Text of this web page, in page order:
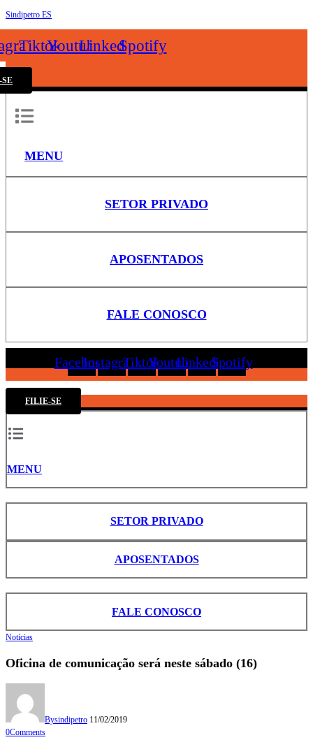
Sindipetro ES
TiktokYoutubeLinkedinSpotify
MENU
SETOR PRIVADO
APOSENTADOS
FALE CONOSCO
FacebookInstagramTiktokYoutubeLinkedinSpotify
FILIE-SE
MENU
SETOR PRIVADO
APOSENTADOS
FALE CONOSCO
Notícias
Oficina de comunicação será neste sábado (16)
Bysindipetro 11/02/2019
0Comments